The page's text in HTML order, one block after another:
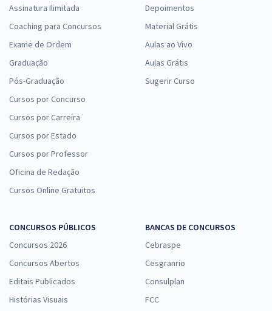
Assinatura Ilimitada
Coaching para Concursos
Exame de Ordem
Graduação
Pós-Graduação
Cursos por Concurso
Cursos por Carreira
Cursos por Estado
Cursos por Professor
Oficina de Redação
Cursos Online Gratuitos
Depoimentos
Material Grátis
Aulas ao Vivo
Aulas Grátis
Sugerir Curso
CONCURSOS PÚBLICOS
Concursos 2026
Concursos Abertos
Editais Publicados
Histórias Visuais
BANCAS DE CONCURSOS
Cebraspe
Cesgranrio
Consulplan
FCC